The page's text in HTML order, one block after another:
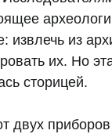
извлечь из
их. Но
сторицей.
двух